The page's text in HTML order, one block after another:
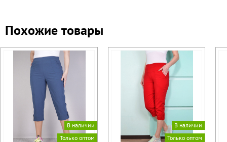
Похожие товары
В наличии
Только оптом
В наличии
Только оптом